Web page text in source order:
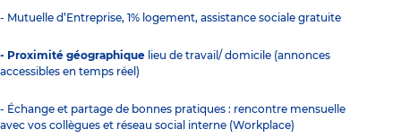
- Mutuelle d’Entreprise, 1% logement, assistance sociale gratuite
- Proximité géographique lieu de travail/ domicile (annonces
accessibles en temps réel)
- Échange et partage de bonnes pratiques : rencontre mensuelle
avec vos collègues et réseau social interne (Workplace)